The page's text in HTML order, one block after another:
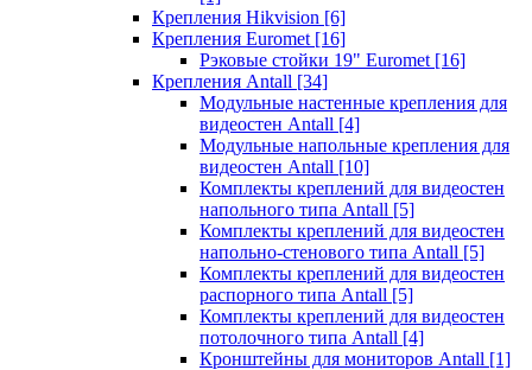
Крепления Hikvision [6]
Крепления Euromet [16]
Рэковые стойки 19" Euromet [16]
Крепления Antall [34]
Модульные настенные крепления для
видеостен Antall [4]
Модульные напольные крепления для
видеостен Antall [10]
Комплекты креплений для видеостен
напольного типа Antall [5]
Комплекты креплений для видеостен
напольно-стенового типа Antall [5]
Комплекты креплений для видеостен
распорного типа Antall [5]
Комплекты креплений для видеостен
потолочного типа Antall [4]
Кронштейны для мониторов Antall [1]